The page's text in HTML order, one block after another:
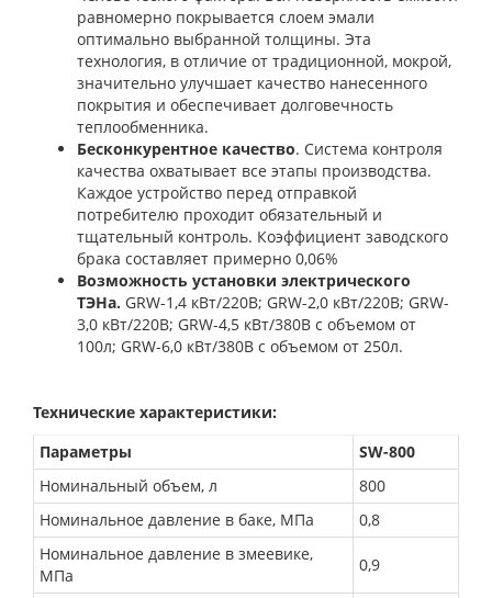
равномерно покрывается слоем эмали
оптимально выбранной толщины. Эта
технология, в отличие от традиционной, мокрой,
значительно улучшает качество нанесенного
покрытия и обеспечивает долговечность
теплообменника.
Бесконкурентное качество. Система контроля
качества охватывает все этапы производства.
Каждое устройство перед отправкой
потребителю проходит обязательный и
тщательный контроль. Коэффициент заводского
брака составляет примерно 0,06%
Возможность установки электрического
ТЭНа. GRW-1,4 кВт/220В; GRW-2,0 кВт/220В; GRW-
3,0 кВт/220В; GRW-4,5 кВт/380В с объемом от
100л; GRW-6,0 кВт/380В с объемом от 250л.
Технические характеристики:
Параметры
SW-800
Номинальный объем, л
800
Номинальное давление в баке, МПа
0,8
Номинальное давление в змеевике,
МПа
0,9